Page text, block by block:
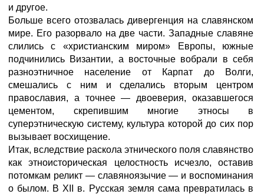
и другое.
Больше всего отозвалась дивергенция на славянском
мире. Его разорвало на две части. Западные славяне
слились с «христианским миром» Европы, южные
подчинились Византии, а восточные вобрали в себя
разноэтничное население от Карпат до Волги,
смешались с ним и сделались вторым центром
православия, а точнее — двоеверия, оказавшегося
цементом, скрепившим многие этносы в
суперэтническую систему, культура которой до сих пор
вызывает восхищение.
Итак, вследствие раскола этнического поля славянство
как этноисторическая целостность исчезло, оставив
потомкам реликт — славяноязычие — и воспоминания
о былом. В XII в. Русская земля сама превратилась в